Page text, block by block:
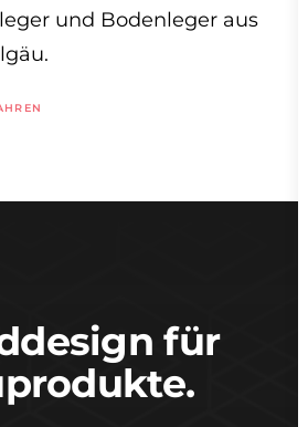
und Bodenleger aus
für